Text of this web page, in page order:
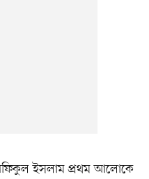
ইসলাম প্রথম আলোকে